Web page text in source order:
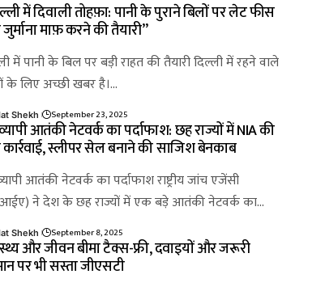
में दिवाली तोहफ़ा: पानी के पुराने बिलों पर लेट फीस
माफ़ करने की तैयारी”
में पानी के बिल पर बड़ी राहत की तैयारी दिल्ली में रहने वाले
के लिए अच्छी खबर है।…
Shekh September 23, 2025
आतंकी नेटवर्क का पर्दाफाश: छह राज्यों में NIA की
कार्रवाई, स्लीपर सेल बनाने की साजिश बेनकाब
आतंकी नेटवर्क का पर्दाफाश राष्ट्रीय जांच एजेंसी
ने देश के छह राज्यों में एक बड़े आतंकी नेटवर्क का…
Shekh September 8, 2025
और जीवन बीमा टैक्स-फ्री, दवाइयों और जरूरी
पर भी सस्ता जीएसटी